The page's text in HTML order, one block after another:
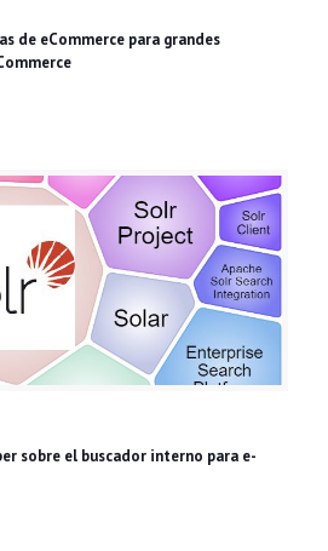
de eCommerce para grandes
sobre el buscador interno para e-